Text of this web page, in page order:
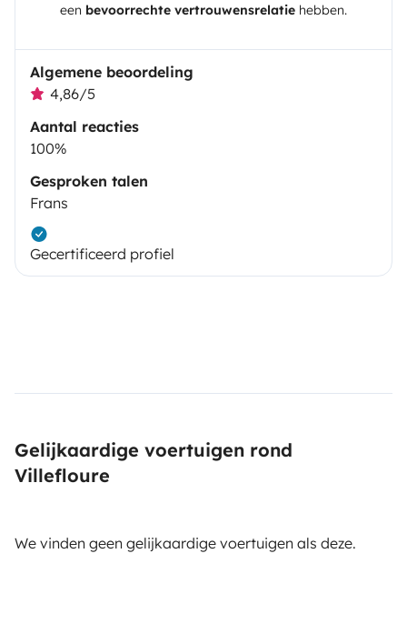
een bevoorrechte vertrouwensrelatie hebben.
Algemene beoordeling
4,86/5
Aantal reacties
100%
Gesproken talen
Frans
Gecertificeerd profiel
Gelijkaardige voertuigen rond
Villefloure
We vinden geen gelijkaardige voertuigen als deze.